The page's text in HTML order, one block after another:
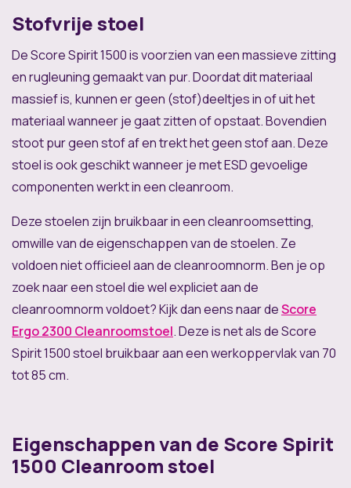
Stofvrije stoel
De Score Spirit 1500 is voorzien van een massieve zitting
en rugleuning gemaakt van pur. Doordat dit materiaal
massief is, kunnen er geen (stof)deeltjes in of uit het
materiaal wanneer je gaat zitten of opstaat. Bovendien
stoot pur geen stof af en trekt het geen stof aan. Deze
stoel is ook geschikt wanneer je met ESD gevoelige
componenten werkt in een cleanroom.
Deze stoelen zijn bruikbaar in een cleanroomsetting,
omwille van de eigenschappen van de stoelen. Ze
voldoen niet officieel aan de cleanroomnorm. Ben je op
zoek naar een stoel die wel expliciet aan de
cleanroomnorm voldoet? Kijk dan eens naar deScore
Ergo 2300 Cleanroomstoel. Deze is net als de Score
Spirit 1500 stoel bruikbaar aan een werkoppervlak van 70
tot 85 cm.
Eigenschappen van de Score Spirit
1500 Cleanroom stoel